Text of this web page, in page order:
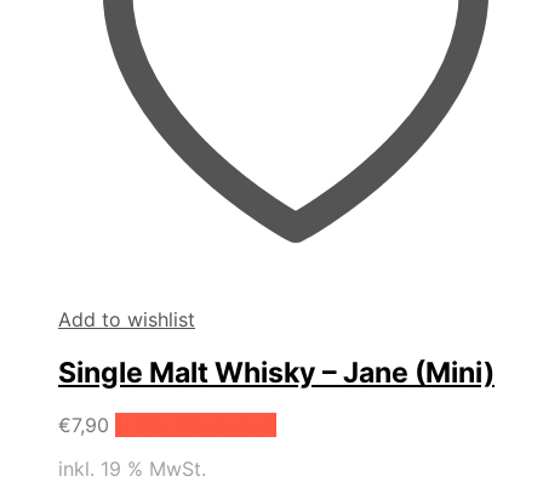
Add to wishlist
Single Malt Whisky – Jane (Mini)
€7,90
inkl. 19 % MwSt.